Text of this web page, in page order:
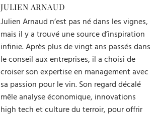
JULIEN ARNAUD
Julien Arnaud n’est pas né dans les vignes,
mais il y a trouvé une source d’inspiration
infinie. Après plus de vingt ans passés dans
le conseil aux entreprises, il a choisi de
croiser son expertise en management avec
sa passion pour le vin. Son regard décalé
mêle analyse économique, innovations
high tech et culture du terroir, pour offrir